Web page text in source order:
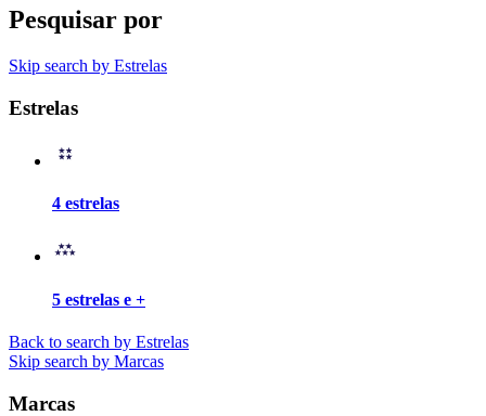
Pesquisar por
Skip search by Estrelas
Estrelas
4 estrelas
5 estrelas e +
Back to search by Estrelas
Skip search by Marcas
Marcas